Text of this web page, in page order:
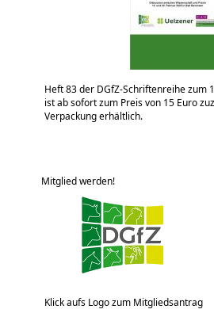
Heft 83 der DGfZ-Schriftenreihe zum
ist ab sofort zum Preis von 15 Euro
Verpackung erhältlich.
Mitglied werden!
Klick aufs Logo zum Mitgliedsantrag